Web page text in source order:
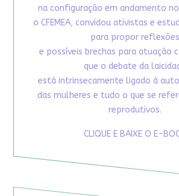
na configuração em andamento
o CFEMEA, convidou ativistas e
para propor reflexões
e possíveis brechas para atuação
que o debate da
está intrinsecamente ligado à
das mulheres e tudo o que se
reprodutivos.
CLIQUE E BAIXE O E-